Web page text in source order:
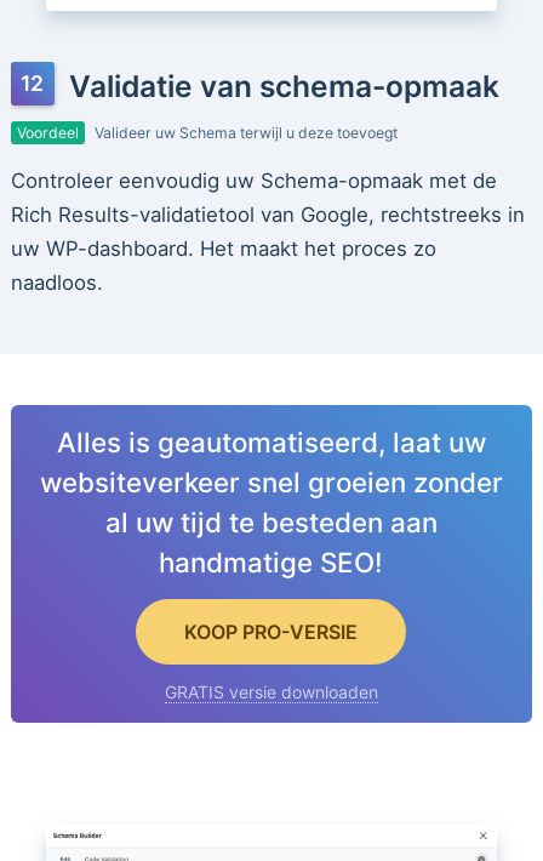
Validatie van schema-opmaak
Voordeel Valideer uw Schema terwijl u deze toevoegt
Controleer eenvoudig uw Schema-opmaak met de
Rich Results-validatietool van Google, rechtstreeks in
uw WP-dashboard. Het maakt het proces zo
naadloos.
Alles is geautomatiseerd, laat uw
websiteverkeer snel groeien zonder
al uw tijd te besteden aan
handmatige SEO!
KOOP PRO-VERSIE
GRATIS versie downloaden